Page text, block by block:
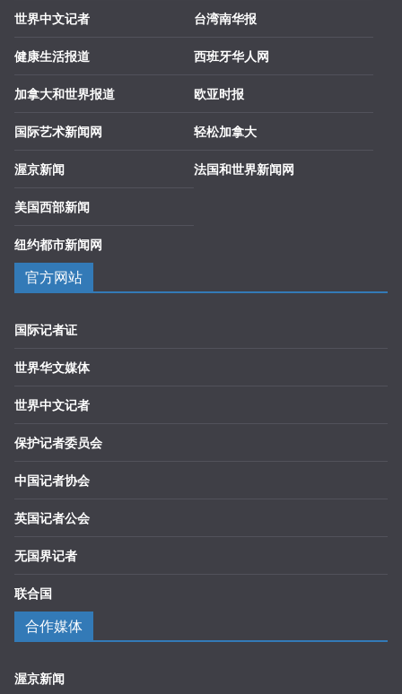
世界中文记者
健康生活报道
加拿大和世界报道
国际艺术新闻网
渥京新闻
美国西部新闻
纽约都市新闻网
台湾南华报
西班牙华人网
欧亚时报
轻松加拿大
法国和世界新闻网
官方网站
国际记者证
世界华文媒体
世界中文记者
保护记者委员会
中国记者协会
英国记者公会
无国界记者
联合国
合作媒体
渥京新闻